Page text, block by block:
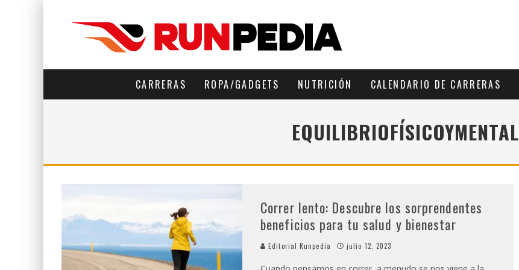
CARRERAS ROPA/GADGETS NUTRICIÓN CALENDARIO DE CARRERAS
EQUILIBRIOFÍSICOYMENTAL
Correr lento: Descubre los sorprendentes
beneficios para tu salud y bienestar
Editorial Runpedia julio 12, 2023